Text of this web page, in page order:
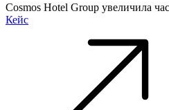
Cosmos Hotel Group увеличила
Кейс